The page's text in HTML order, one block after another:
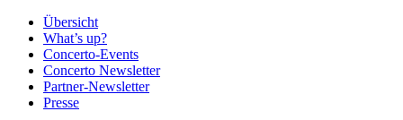
Übersicht
What’s up?
Concerto-Events
Concerto Newsletter
Partner-Newsletter
Presse